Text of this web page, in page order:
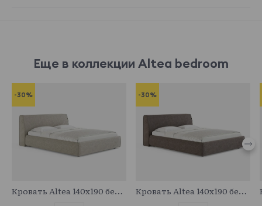
Еще в коллекции Altea bedroom
-30%
Кровать Altea 140x190 без основания и подъемного механизма
-30%
Кровать Altea 140x190 без основания и подъемного механизма